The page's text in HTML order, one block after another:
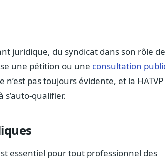
juridique, du syndicat dans son rôle de
une pétition ou une consultation
pas toujours évidente, et la HATVP
qualifier.
essentiel pour tout professionnel des